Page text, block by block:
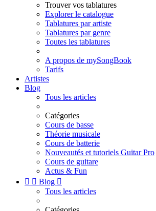
Trouver vos tablatures
Explorer le catalogue
Tablatures par artiste
Tablatures par genre
Toutes les tablatures
A propos de mySongBook
Tarifs
Artistes
Blog
Tous les articles
Catégories
Cours de basse
Théorie musicale
Cours de batterie
Nouveautés et tutoriels Guitar Pro
Cours de guitare
Actus & Fun
  Blog 
Tous les articles